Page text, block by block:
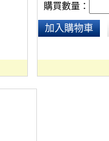
購買數量：
加入購物車